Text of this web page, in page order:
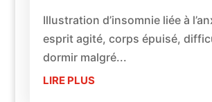
Illustration d’insomnie liée à
esprit agité, corps épuisé,
dormir malgré...
LIRE PLUS